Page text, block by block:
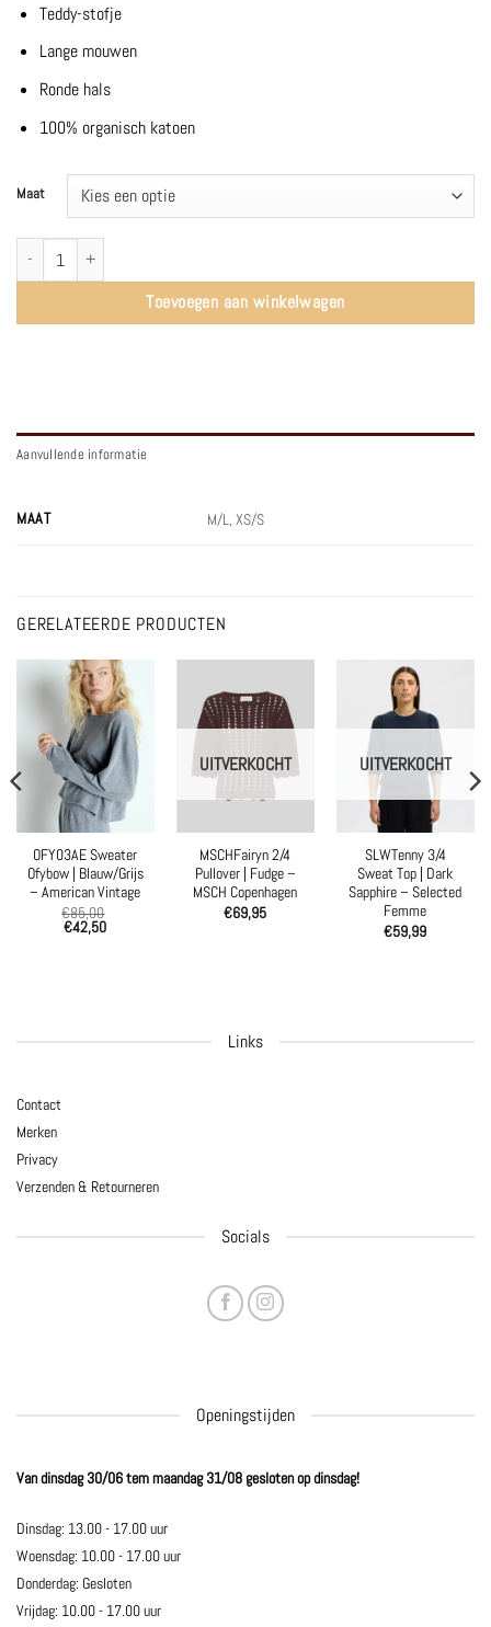
Teddy-stofje
Lange mouwen
Ronde hals
100% organisch katoen
Maat
BOBY03AIE Sweater Bobypark | Lila strepen - American Vintage aantal
Toevoegen aan winkelwagen
Aanvullende informatie
MAAT M/L, XS/S
GERELATEERDE PRODUCTEN
OFY03AE Sweater
Ofybow | Blauw/Grijs
– American Vintage
€85,00
€42,50
UITVERKOCHT
MSCHFairyn 2/4
Pullover | Fudge –
MSCH Copenhagen
€69,95
UITVERKOCHT
SLWTenny 3/4
Sweat Top | Dark
Sapphire – Selected
Femme
€59,99
Links
Contact
Merken
Privacy
Verzenden & Retourneren
Socials
Openingstijden
Van dinsdag 30/06 tem maandag 31/08 gesloten op dinsdag!
Dinsdag: 13.00 - 17.00 uur
Woensdag: 10.00 - 17.00 uur
Donderdag: Gesloten
Vrijdag: 10.00 - 17.00 uur